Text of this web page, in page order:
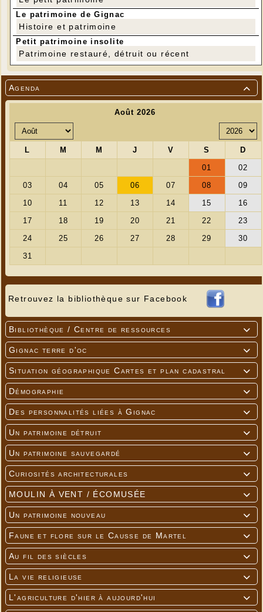

Agenda
Retrouvez la bibliothèque sur Facebook

Bibliothèque / Centre de ressources

Gignac terre d'oc

Situation géographique Cartes et plan cadastral

Démographie

Des personnalités liées à Gignac

Un patrimoine détruit

Un patrimoine sauvegardé

Curiosités architecturales

MOULIN À VENT / ÉCOMUSÉE

Un patrimoine nouveau

Faune et flore sur le Causse de Martel

Au fil des siècles

La vie religieuse

L'agriculture d'hier à aujourd'hui
Et surtout, n’oubliez pas de vous inscrire avant
dimanche 15 décembre à 17 heures.
Merci et à la semaine prochaine !
Anne Marie Guerriat
07 87 40 88 64
Adhésion CAMR : 5 €
Participation à l'atelier : 18 €
Le patrimoine de Gignac
Histoire et patrimoine
Petit patrimoine insolite
Patrimoine restauré, détruit ou récent